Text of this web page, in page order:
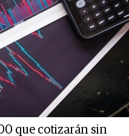
que cotizarán sin